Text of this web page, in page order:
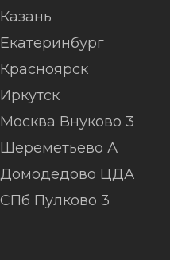
Казань
Екатеринбург
Красноярск
Иркутск
Москва Внуково 3
Шереметьево А
Домодедово ЦДА
СПб Пулково 3